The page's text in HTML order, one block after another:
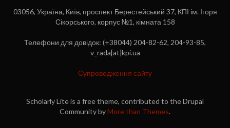
03056, Україна, Київ, проспект Берестейський 37, КПІ ім. Ігоря
Сікорського, корпус №1, кімната 158
Телефони для довідок: (+38044) 204-82-62, 204-93-85,
v_rada[at]kpi.ua
Супроводження сайту
Scholarly Lite is a free theme, contributed to the Drupal
Community byMore than Themes.